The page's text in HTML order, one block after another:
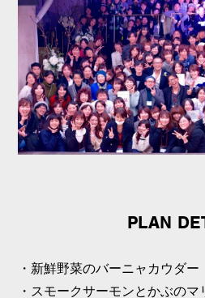
PLAN
・新鮮野菜のバーニャカウダー
・スモークサーモンとかぶのマ